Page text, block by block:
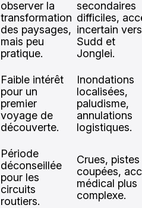
observer la
transformation
des paysages,
mais peu
pratique.
secondaires
difficiles,
incertain
Sudd et
Jonglei.
Faible intérêt
pour un
premier
voyage de
découverte.
Inondations
localisées,
paludisme,
annulations
logistiques.
Période
déconseillée
pour les
circuits
routiers.
Crues, pistes
coupées,
médical plus
complexe.